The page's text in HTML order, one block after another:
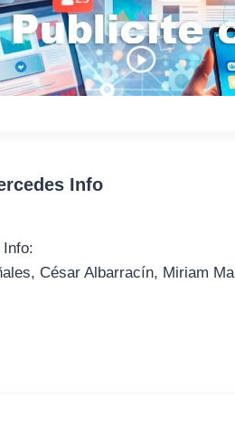
Info
César Albarracín, Miriam